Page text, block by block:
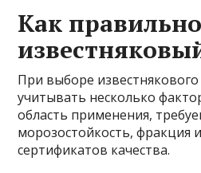
Как
При выборе
учитывать несколько
область применения,
морозостойкость, фракция
сертификатов качества.